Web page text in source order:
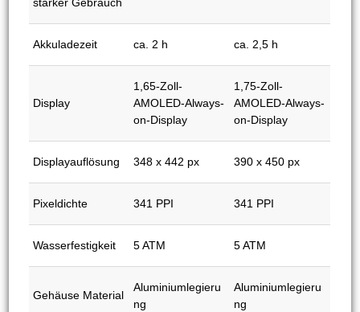
Akkuladezeit ca. 2 h ca. 2,5 h
Display
1,65-Zoll-
AMOLED-Always-
on-Display
1,75-Zoll-
AMOLED-Always-
on-Display
Displayauflösung 348 x 442 px 390 x 450 px
Pixeldichte 341 PPI 341 PPI
Wasserfestigkeit 5 ATM 5 ATM
Gehäuse Material
Aluminiumlegieru
ng
Aluminiumlegieru
ng